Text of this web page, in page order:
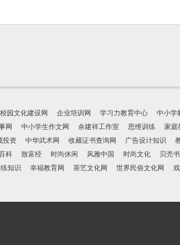
校园文化建设网 企业培训网 学习力教育中心 中小学
网 中小学生作文网 余建祥工作室 思维训练 家庭
投资 中华武术网 收藏证书查询网 广告设计知识
科 致富经 时尚休闲 风雅中国 时尚文化 贝壳
知识 幸福教育网 茶艺文化网 世界民俗文化网